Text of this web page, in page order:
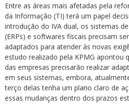
Entre as áreas mais afetadas pela
da Informação (TI) terá um papel
introdução do IVA dual, os sistemas
(ERPs) e softwares fiscais precisam
adaptados para atender às novas
estudo realizado pela KPMG apontou
das empresas precisarão realizar
em seus sistemas, embora,
terço delas tenha um plano claro de
essas mudanças dentro dos prazos